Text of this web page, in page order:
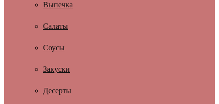
Выпечка
Салаты
Соусы
Закуски
Десерты